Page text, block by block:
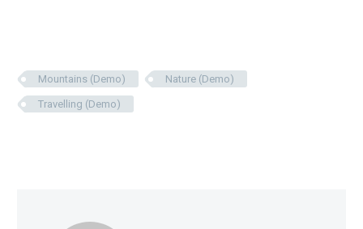
Mountains (Demo) Nature (Demo)
Travelling (Demo)